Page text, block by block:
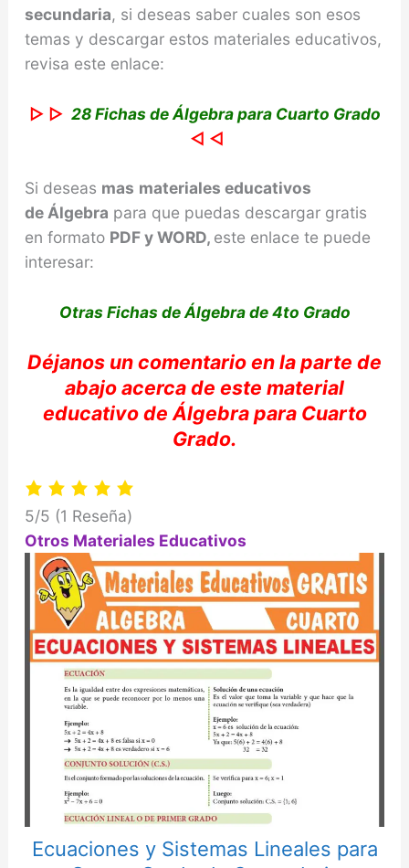
secundaria, si deseas saber cuales son esos
temas y descargar estos materiales educativos,
revisa este enlace:
▷ ▷ 28 Fichas de Álgebra para Cuarto Grado
◁ ◁
Si deseas mas materiales educativos
deÁlgebra para que puedas descargar gratis
en formato PDF y WORD, este enlace te puede
interesar:
Otras Fichas de Álgebra de 4to Grado
Déjanos un comentario en la parte de
abajo acerca de este material
educativo de Álgebrapara Cuarto
Grado.
5/5 (1 Reseña)
Otros Materiales Educativos
Ecuaciones y Sistemas Lineales para